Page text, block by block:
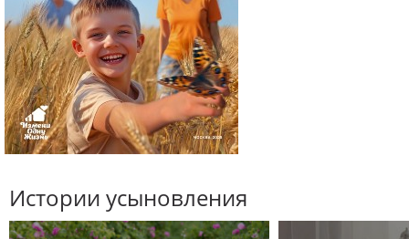
Истории усыновления